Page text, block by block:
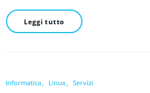
Leggi tutto
Informatica Linux Servizi